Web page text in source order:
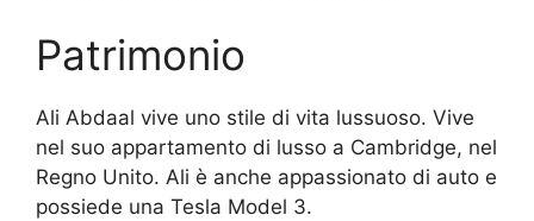
Patrimonio
Ali Abdaal vive uno stile di vita lussuoso. Vive
nel suo appartamento di lusso a Cambridge, nel
Regno Unito. Ali è anche appassionato di auto e
possiede una Tesla Model 3.